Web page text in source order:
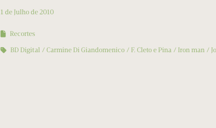
1 de Julho de 2010
Recortes
BD Digital
Carmine Di Giandomenico F. Cleto e Pina Iron man